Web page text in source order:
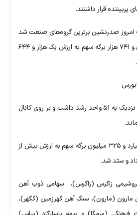
پربیننده قرار داشتند.
امروز صدرنشین برترین گروه‌های صنعت شد
و در این گروه ۲۲۲ میلیون و ۷۴۱ هزار برگه سهم به ارزش یک هزار و ۶۴۴
شاخص فرابورس نیز امروز نزدیک به ۵۱ واحد رشد داشت و بر روی کانال
همچنین در این بازار ۲ میلیارد و ۳۲۵ میلیون برگه سهم به ارزش بیش از
زاگرس (زاگرس)، ‌ سهامی ذوب آهن
(مارون)، سنگ آهن گهرزمین (کگهر)،